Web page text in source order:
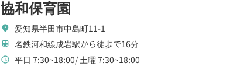
協和保育園
location_on 愛知県半田市中島町11-1
train 名鉄河和線成岩駅から徒歩で16分
schedule 平日 7:30~18:00 土曜 7:30~18:00